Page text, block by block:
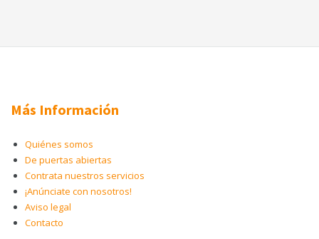
Más Información
Quiénes somos
De puertas abiertas
Contrata nuestros servicios
¡Anúnciate con nosotros!
Aviso legal
Contacto